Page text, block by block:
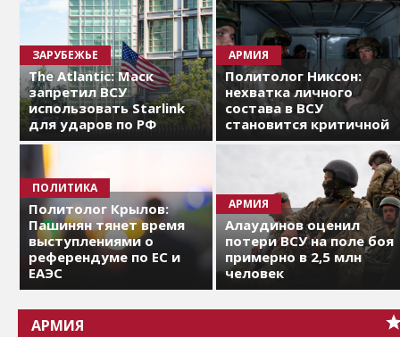
ЗАРУБЕЖЬЕ
The Atlantic: Маск
запретил ВСУ
использовать Starlink
для ударов по РФ
АРМИЯ
Политолог Никсон:
нехватка личного
состава в ВСУ
становится критичной
ПОЛИТИКА
Политолог Крылов:
Пашинян тянет время
выступлениями о
референдуме по ЕС и
ЕАЭС
АРМИЯ
Алаудинов оценил
потери ВСУ на поле боя
примерно в 2,5 млн
человек
АРМИЯ